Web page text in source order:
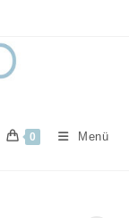
0 Menü